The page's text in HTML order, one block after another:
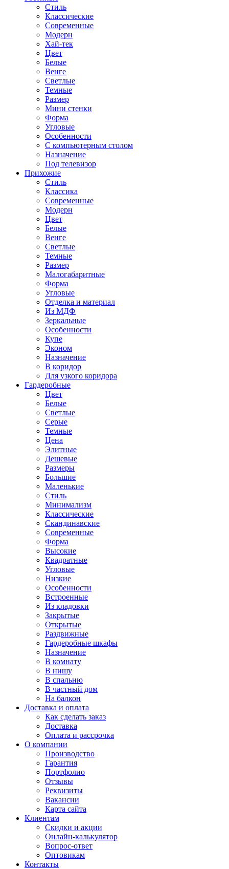
Стиль
Классические
Современные
Модерн
Хай-тек
Цвет
Белые
Венге
Светлые
Темные
Размер
Мини стенки
Форма
Угловые
Особенности
С компьютерным столом
Назначение
Под телевизор
Прихожие
Стиль
Классика
Современные
Модерн
Цвет
Белые
Венге
Светлые
Темные
Размер
Малогабаритные
Форма
Угловые
Отделка и материал
Из МДФ
Зеркальные
Особенности
Купе
Эконом
Назначение
В коридор
Для узкого коридора
Гардеробные
Цвет
Белые
Светлые
Серые
Темные
Цена
Элитные
Дешевые
Размеры
Большие
Маленькие
Стиль
Минимализм
Классические
Скандинавские
Современные
Форма
Высокие
Квадратные
Угловые
Низкие
Особенности
Встроенные
Из кладовки
Закрытые
Открытые
Раздвижные
Гардеробные шкафы
Назначение
В комнату
В нишу
В спальню
В частный дом
На балкон
Доставка и оплата
Как сделать заказ
Доставка
Оплата и рассрочка
О компании
Производство
Гарантия
Портфолио
Отзывы
Реквизиты
Вакансии
Карта сайта
Клиентам
Скидки и акции
Онлайн-калькулятор
Вопрос-ответ
Оптовикам
Контакты